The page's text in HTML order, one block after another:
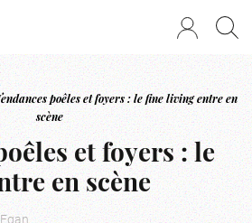
poêles et foyers : le fine living entre en
scène
et foyers : le
en scène